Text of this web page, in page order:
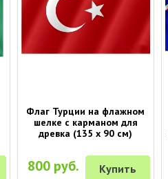
Флаг Турции на флажном
шелке с карманом для
древка (135 х 90 см)
800 руб. Купить